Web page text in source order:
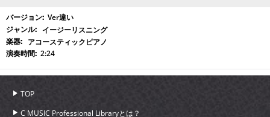
Ver違い
イージーリスニング
アコースティックピアノ
2:24
TOP
C MUSIC Professional Libraryとは？